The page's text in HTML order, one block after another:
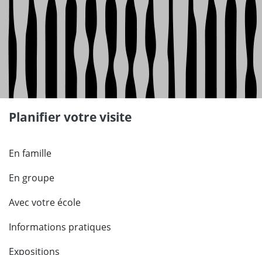
Planifier votre visite
En famille
En groupe
Avec votre école
Informations pratiques
Expositions